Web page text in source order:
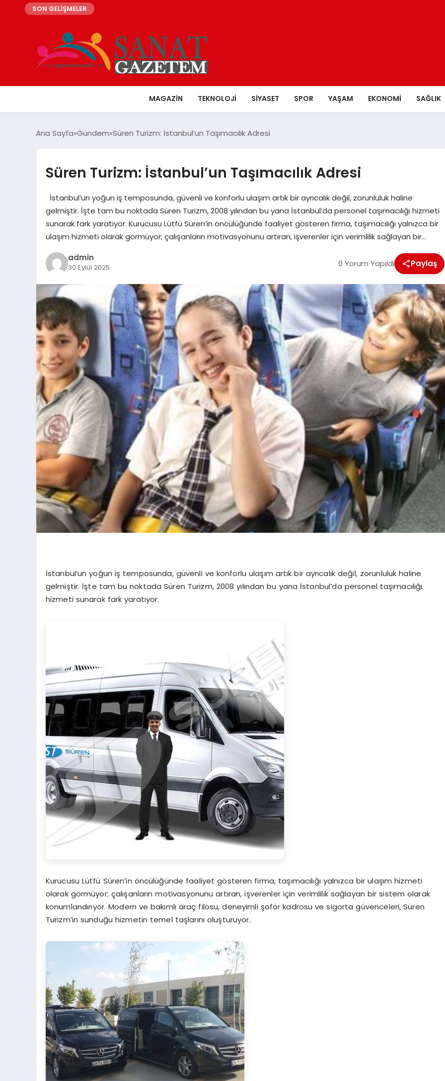
SON GELİŞMELER
MAGAZIN TEKNOLOJI SIYASET SPOR YAŞAM EKONOMI SAĞLIK
Ana Sayfa Gündem Süren Turizm: İstanbul’un Taşımacılık Adresi
Süren Turizm: İstanbul’un Taşımacılık Adresi
İstanbul’un yoğun iş temposunda, güvenli ve konforlu ulaşım artık bir ayrıcalık değil, zorunluluk haline
gelmiştir. İşte tam bu noktada Süren Turizm, 2008 yılından bu yana İstanbul’da personel taşımacılığı hizmeti
sunarak fark yaratıyor. Kurucusu Lütfü Süren’in öncülüğünde faaliyet gösteren firma, taşımacılığı yalnızca bir
ulaşım hizmeti olarak görmüyor; çalışanların motivasyonunu artıran, işverenler için verimlilik sağlayan bir…
admin
30 Eylül 2025 0 Yorum Yapıldı Paylaş
İstanbul’un yoğun iş temposunda, güvenli ve konforlu ulaşım artık bir ayrıcalık değil, zorunluluk haline
gelmiştir. İşte tam bu noktada Süren Turizm, 2008 yılından bu yana İstanbul’da personel taşımacılığı
hizmeti sunarak fark yaratıyor.
Kurucusu Lütfü Süren’in öncülüğünde faaliyet gösteren firma, taşımacılığı yalnızca bir ulaşım hizmeti
olarak görmüyor; çalışanların motivasyonunu artıran, işverenler için verimlilik sağlayan bir sistem olarak
konumlandırıyor. Modern ve bakımlı araç filosu, deneyimli şoför kadrosu ve sigorta güvenceleri, Süren
Turizm’in sunduğu hizmetin temel taşlarını oluşturuyor.